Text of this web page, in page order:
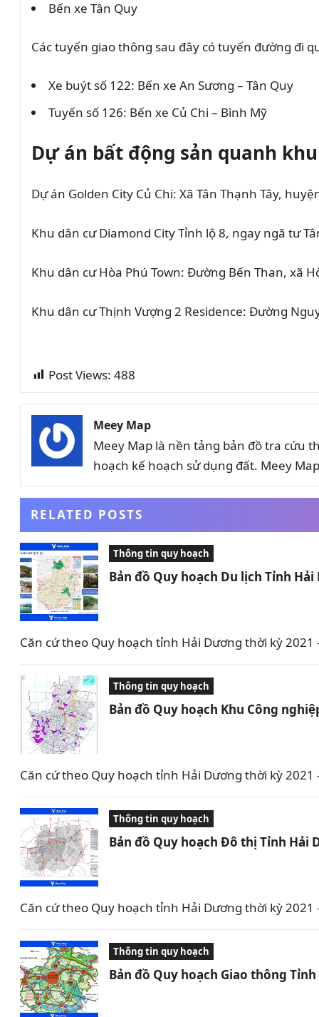
Bến xe Tân Quy
Các tuyến giao thông sau đây có tuyến đường đi
Xe buýt số 122: Bến xe An Sương – Tân Quy
Tuyến số 126: Bến xe Củ Chi – Bình Mỹ
Dự án bất động sản quanh
Dự án Golden City Củ Chi: Xã Tân Thạnh Tây,
Khu dân cư Diamond City Tỉnh lộ 8, ngay ngã tư
Khu dân cư Hòa Phú Town: Đường Bến Than, xã
Khu dân cư Thịnh Vượng 2 Residence: Đường
Post Views: 488
Meey Map
Meey Map là nền tảng bản đồ tra cứu
hoạch kế hoạch sử dụng đất. Meey
RELATED POSTS
Thông tin quy hoạch
Bản đồ Quy hoạch Du lịch Tỉnh
Căn cứ theo Quy hoạch tỉnh Hải Dương thời kỳ
Thông tin quy hoạch
Bản đồ Quy hoạch Khu Công
Căn cứ theo Quy hoạch tỉnh Hải Dương thời kỳ
Thông tin quy hoạch
Bản đồ Quy hoạch Đô thị Tỉnh Hải
Căn cứ theo Quy hoạch tỉnh Hải Dương thời kỳ
Thông tin quy hoạch
Bản đồ Quy hoạch Giao thông